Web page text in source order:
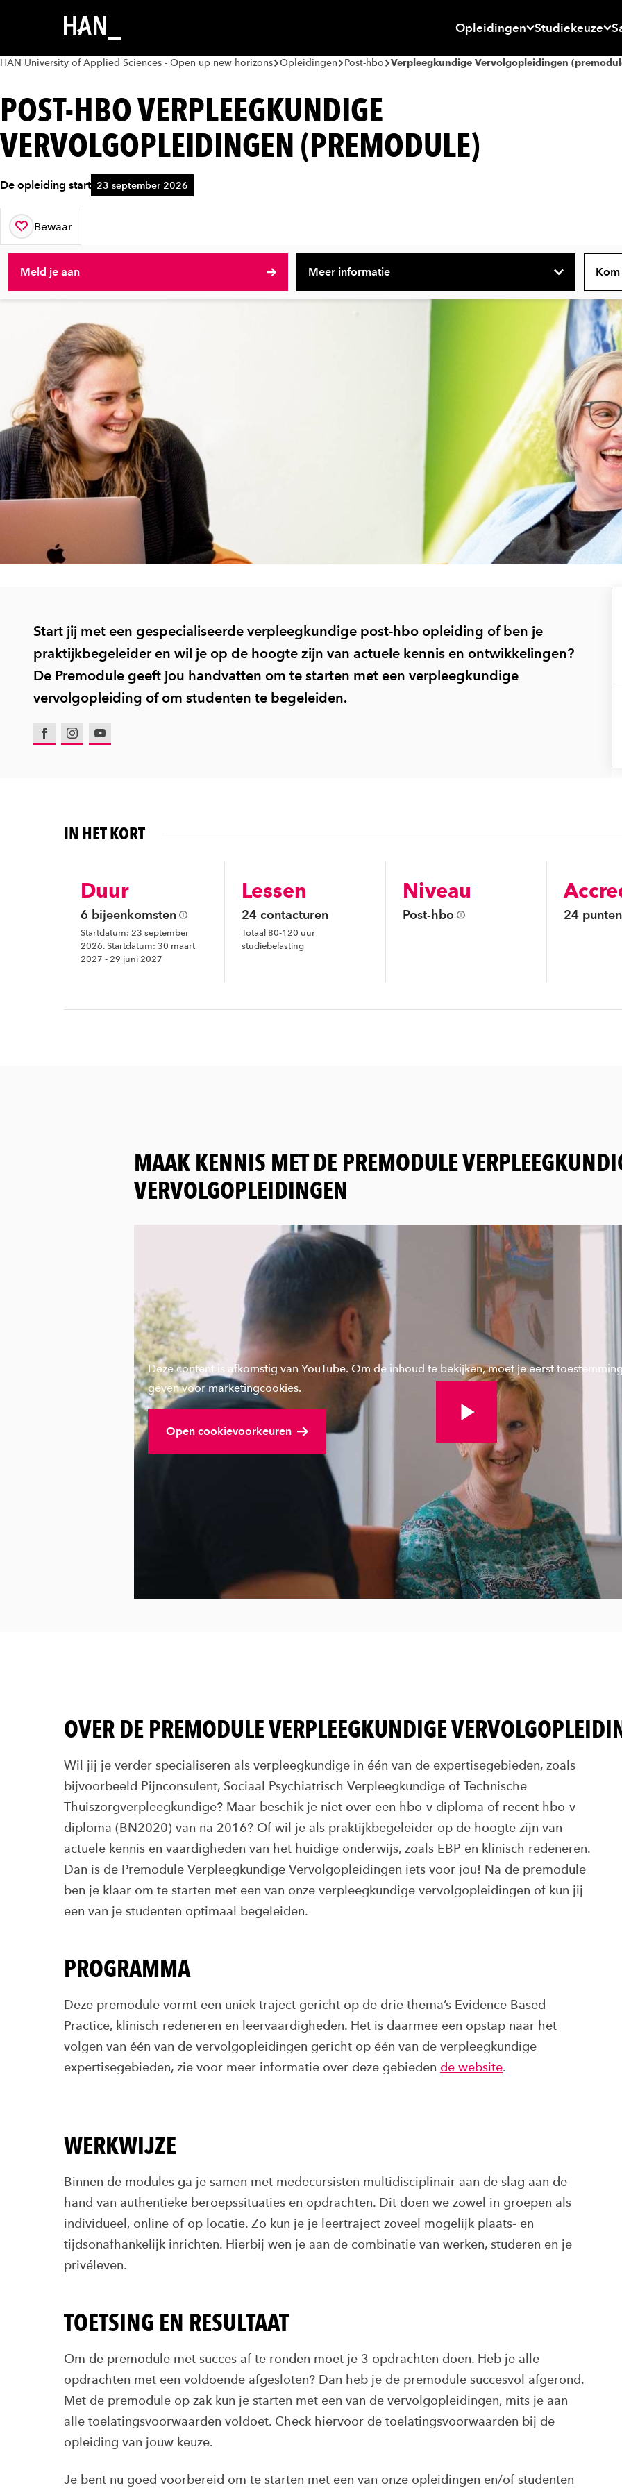
Opleidingen Studiekeuze
HAN University of Applied Sciences - Open up new horizons Opleidingen Post-hbo Verpleegkundige Vervolgopleidingen
POST-HBO VERPLEEGKUNDIGE
VERVOLGOPLEIDINGEN (PREMODULE)
De opleiding start 23 september 2026
Bewaar
aan je favorieten
Meld je aan Meer informatie
Start jij met een gespecialiseerde verpleegkundige post-hbo opleiding of ben je
praktijkbegeleider en wil je op de hoogte zijn van actuele kennis en ontwikkelingen?
De Premodule geeft jou handvatten om te starten met een verpleegkundige
vervolgopleiding of om studenten te begeleiden.
FacebookInstagramYoutube
IN HET KORT
Duur
6 bijeenkomsten
Startdatum: 23 september
2026. Startdatum: 30 maart
2027 - 29 juni 2027
Lessen
24 contacturen
Totaal 80-120 uur
studiebelasting
Niveau
Post-hbo 24
MAAK KENNIS MET DE PREMODULE
VERVOLGOPLEIDINGEN
Bekijk volledige video
Deze content is afkomstig van YouTube. Om de inhoud te bekijken, moet je eerst
geven voor marketingcookies.
Open cookievoorkeuren
OVER DE PREMODULE VERPLEEGKUNDIGE
Wil jij je verder specialiseren als verpleegkundige in één van de expertisegebieden, zoals
bijvoorbeeld Pijnconsulent, Sociaal Psychiatrisch Verpleegkundige of Technische
Thuiszorgverpleegkundige? Maar beschik je niet over een hbo-v diploma of recent hbo-v
diploma (BN2020) van na 2016? Of wil je als praktijkbegeleider op de hoogte zijn van
actuele kennis en vaardigheden van het huidige onderwijs, zoals EBP en klinisch redeneren.
Dan is de Premodule Verpleegkundige Vervolgopleidingen iets voor jou! Na de premodule
ben je klaar om te starten met een van onze verpleegkundige vervolgopleidingen of kun jij
een van je studenten optimaal begeleiden.
PROGRAMMA
Deze premodule vormt een uniek traject gericht op de drie thema’s Evidence Based
Practice, klinisch redeneren en leervaardigheden. Het is daarmee een opstap naar het
volgen van één van de vervolgopleidingen gericht op één van de verpleegkundige
expertisegebieden, zie voor meer informatie over deze gebieden de website.
WERKWIJZE
Binnen de modules ga je samen met medecursisten multidisciplinair aan de slag aan de
hand van authentieke beroepssituaties en opdrachten. Dit doen we zowel in groepen als
individueel, online of op locatie. Zo kun je je leertraject zoveel mogelijk plaats- en
tijdsonafhankelijk inrichten. Hierbij wen je aan de combinatie van werken, studeren en je
privéleven.
TOETSING EN RESULTAAT
Om de premodule met succes af te ronden moet je 3 opdrachten doen. Heb je alle
opdrachten met een voldoende afgesloten? Dan heb je de premodule succesvol afgerond.
Met de premodule op zak kun je starten met een van de vervolgopleidingen, mits je aan
alle toelatingsvoorwaarden voldoet. Check hiervoor de toelatingsvoorwaarden bij de
opleiding van jouw keuze.
Je bent nu goed voorbereid om te starten met een van onze opleidingen en/of studenten